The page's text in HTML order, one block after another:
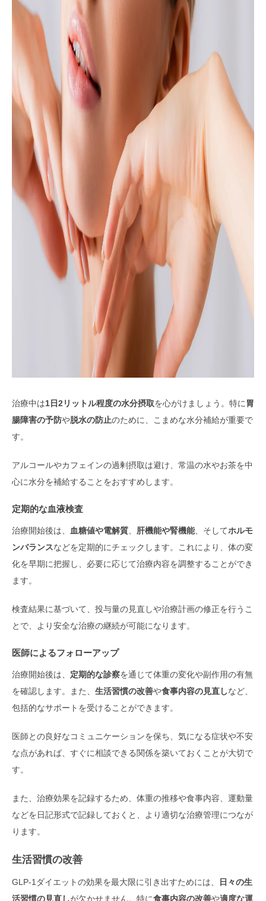
治療中は1日2リットル程度の水分摂取を心がけましょう。特に 胃
腸障害の予防や脱水の防止のために、こまめな水分補給が重要で
す。
アルコールやカフェインの過剰摂取は避け、常温の水やお茶を中
心に水分を補給することをおすすめします。
定期的な血液検査
治療開始後は、 血糖値や電解質 肝機能や腎機能、そしてホルモ
ンバランスなどを定期的にチェックします。これにより、体の変
化を早期に把握し、必要に応じて治療内容を調整することができ
ます。
検査結果に基づいて、投与量の見直しや治療計画の修正を行うこ
とで、より安全な治療の継続が可能になります。
医師によるフォローアップ
治療開始後は、 定期的な診察を通じて体重の変化や副作用の有無
を確認します。また、 生活習慣の改善や食事内容の見直しなど、
包括的なサポートを受けることができます。
医師との良好なコミュニケーションを保ち、気になる症状や不安
な点があれば、すぐに相談できる関係を築いておくことが大切で
す。
また、治療効果を記録するため、体重の推移や食事内容、運動量
などを日記形式で記録しておくと、より適切な治療管理につなが
ります。
生活習慣の改善
GLP-1ダイエットの効果を最大限に引き出すためには、
日々の生
活習慣の見直しが欠かせません。特に食事内容の改善や適度な運